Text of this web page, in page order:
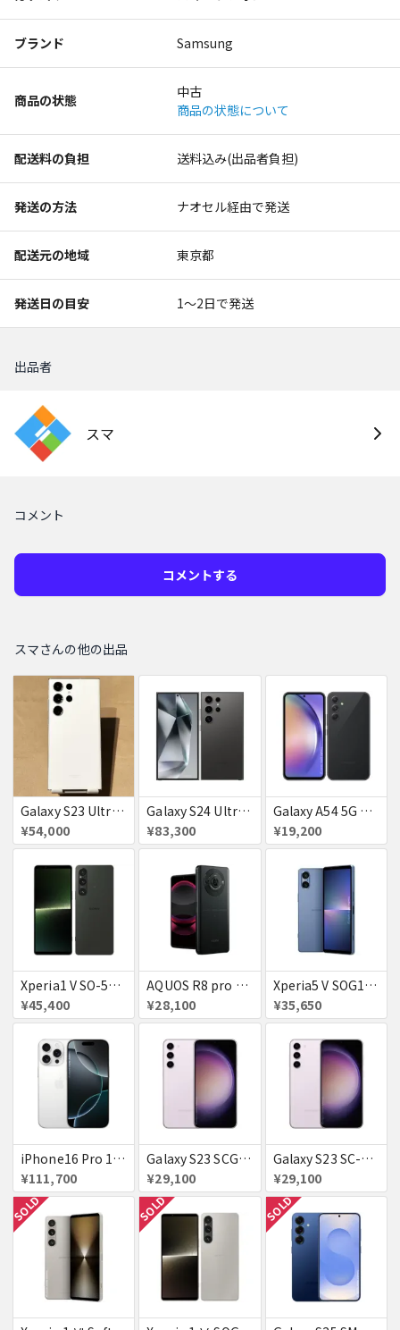
ブランド Samsung
商品の状態
中古
商品の状態について
配送料の負担 送料込み(出品者負担)
発送の方法 ナオセル経由で発送
配送元の地域 東京都
発送日の目安 1〜2日で発送
出品者
スマ
コメント
コメントする
スマさんの他の出品
Galaxy S23 Ultra SC-52D クリーム docomo 送料無料
¥54,000
Galaxy S24 Ultra SCG26 512GB au チタニウムブラック 送料無料
¥83,300
Galaxy A54 5G SC−23D docomo オーサムグラファイト 送料無料
¥19,200
Xperia1 V SO-51D docomo ブラック 送料無料
¥45,400
AQUOS R8 pro SoftBank 送料無料
¥28,100
Xperia5 V SOG12 ブルー au 送料無料
¥35,650
iPhone16 Pro 128GB ホワイトチタニウム docomo 送料無料
¥111,700
Galaxy S23 SCG19 ラベンダー au 送料無料
¥29,100
Galaxy S23 SC-51D SAMSUNG docomo 送料無料
¥29,100
SOLD SOLD SOLD